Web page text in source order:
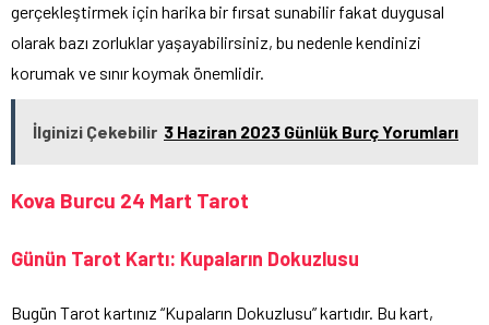
gerçekleştirmek için harika bir fırsat sunabilir fakat duygusal
olarak bazı zorluklar yaşayabilirsiniz, bu nedenle kendinizi
korumak ve sınır koymak önemlidir.
İlginizi Çekebilir 3 Haziran 2023 Günlük Burç Yorumları
Kova Burcu 24 Mart Tarot
Günün Tarot Kartı: Kupaların Dokuzlusu
Bugün Tarot kartınız “Kupaların Dokuzlusu” kartıdır. Bu kart,